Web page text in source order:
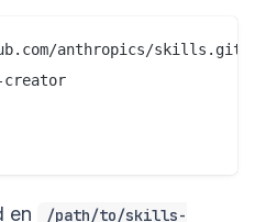
anthropics/skills.git
en
/path/to/skills-